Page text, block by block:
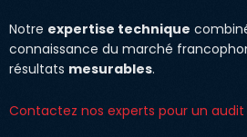
Notre expertise technique
connaissance du marché
résultats mesurables.
Contactez nos experts pour un